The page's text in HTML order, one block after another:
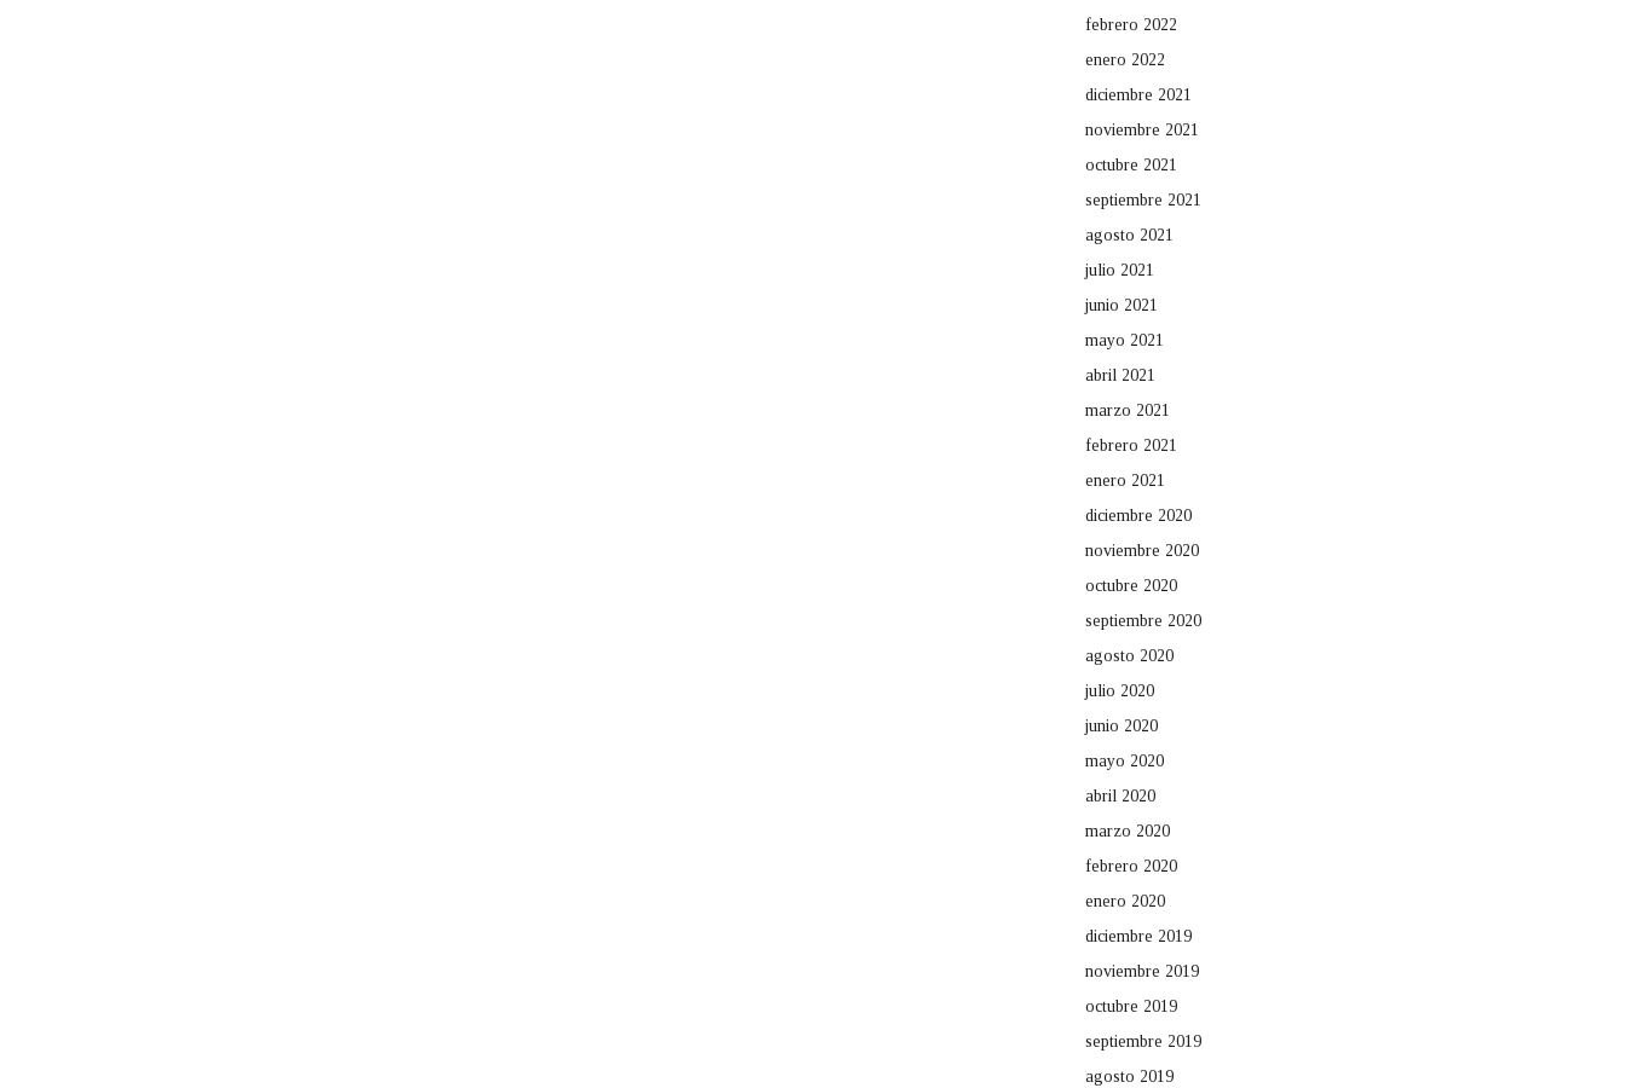
febrero 2022
enero 2022
diciembre 2021
noviembre 2021
octubre 2021
septiembre 2021
agosto 2021
julio 2021
junio 2021
mayo 2021
abril 2021
marzo 2021
febrero 2021
enero 2021
diciembre 2020
noviembre 2020
octubre 2020
septiembre 2020
agosto 2020
julio 2020
junio 2020
mayo 2020
abril 2020
marzo 2020
febrero 2020
enero 2020
diciembre 2019
noviembre 2019
octubre 2019
septiembre 2019
agosto 2019